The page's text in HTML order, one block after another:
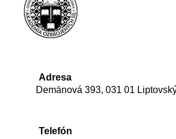
Adresa
Demänová 393, 031 01
Telefón